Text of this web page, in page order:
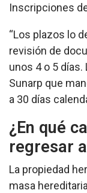
Inscripciones
“Los plazos lo
revisión de
unos 4 o 5 días.
Sunarp que
a 30 días
¿En qué
regresar
La propiedad
masa